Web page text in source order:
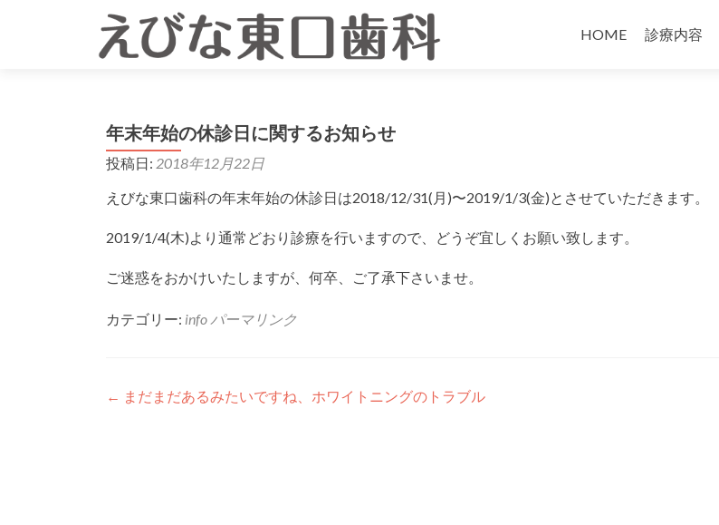
HOME 診療内容
年末年始の休診日に関するお知らせ
投稿日: 2018年12月22日
えびな東口歯科の年末年始の休診日は2018/12/31(月)〜2019/1/3(金)とさせていただきます。
2019/1/4(木)より通常どおり診療を行いますので、どうぞ宜しくお願い致します。
ご迷惑をおかけいたしますが、何卒、ご了承下さいませ。
カテゴリー: info パーマリンク
投
← まだまだあるみたいですね、ホワイトニングのトラブル